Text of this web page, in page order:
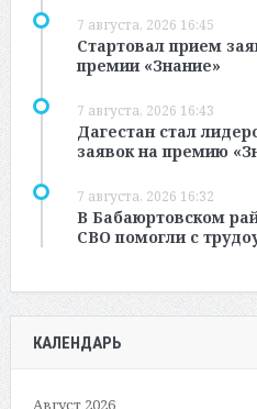
7 августа, 2026 16:45
Стартовал прием
премии «Знание»
7 августа, 2026 16:43
Дагестан стал
заявок на премию
7 августа, 2026 16:32
В Бабаюртовском
СВО помогли с
КАЛЕНДАРЬ
Август 2026